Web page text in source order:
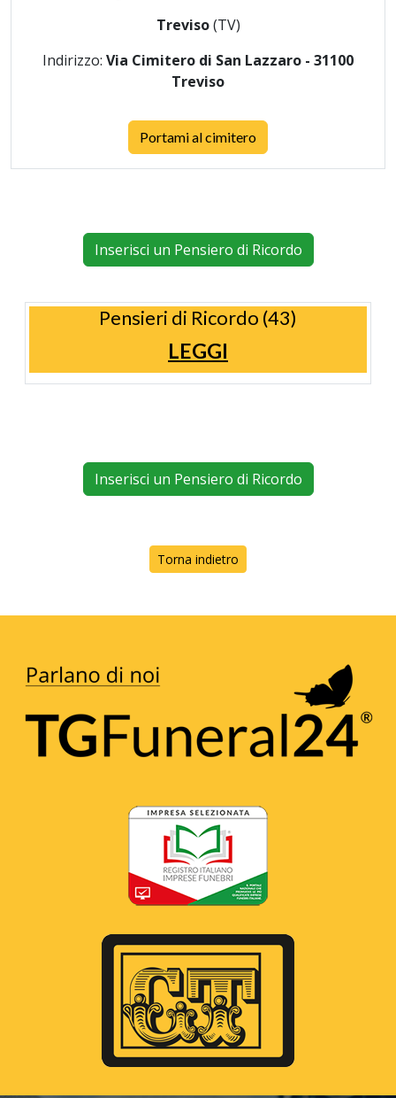
Treviso(TV)
Indirizzo: Via Cimitero di San Lazzaro - 31100
Treviso
Portami al cimitero
Inserisci un Pensiero di Ricordo
Pensieri di Ricordo (43)
LEGGI
Inserisci un Pensiero di Ricordo
Torna indietro